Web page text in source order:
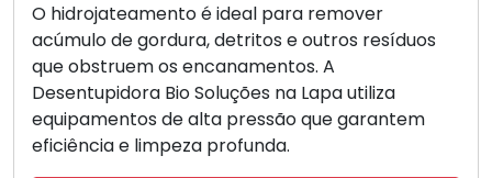
O hidrojateamento é ideal para remover
acúmulo de gordura, detritos e outros resíduos
que obstruem os encanamentos. A
Desentupidora Bio Soluções na Lapa utiliza
equipamentos de alta pressão que garantem
eficiência e limpeza profunda.